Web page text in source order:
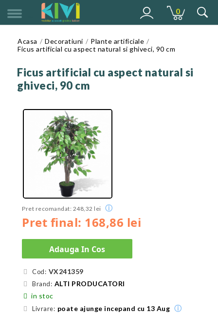
0
Acasa Decoratiuni
Plante artificiale
Ficus artificial cu aspect natural si ghiveci, 90 cm
Ficus artificial cu aspect natural si
ghiveci, 90 cm
Pret final: 168,86 lei
Pret recomandat: 248,32 lei ⓘ
Adauga In Cos
Cod: VX241359
Brand: ALTI PRODUCATORI
in stoc
Livrare: poate ajunge incepand cu 13 Aug ⓘ